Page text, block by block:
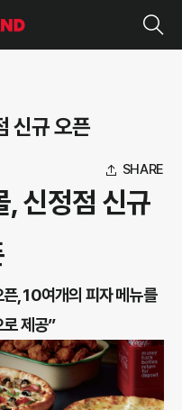
신규 오픈
SHARE
, 신정점 신규
, 10여개의 피자 메뉴를
제공”